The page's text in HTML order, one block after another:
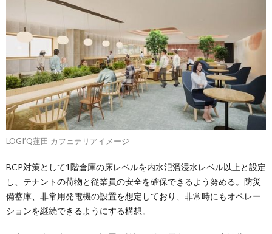
LOGI’Q蓮田 カフェテリアイメージ
BCP対策として1階倉庫の床レベルを内水氾濫浸水レベル以上と設定
し、テナントの荷物と従業員の安全を確保できるよう努める。防災
備蓄庫、非常用発電機の設置を想定しており、非常時にもオペレー
ションを継続できるようにする構想。